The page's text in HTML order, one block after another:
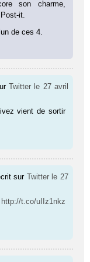
son charme,
it.
de ces 4.
Twitter le 27 avril
vient de sortir
sur Twitter le 27
http://t.co/uIIz1nkz